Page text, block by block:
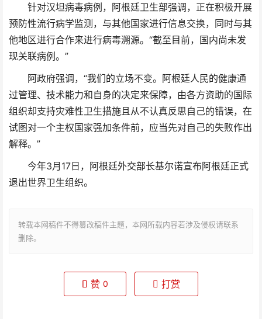
针对汉坦病毒病例，阿根廷卫生部强调，正在积极开展
预防性流行病学监测，与其他国家进行信息交换，同时与其
他地区进行合作来进行病毒溯源。“截至目前，国内尚未发
现关联病例。”
阿政府强调，“我们的立场不变。阿根廷人民的健康通
过管理、技术能力和自身的决定来保障，由各方资助的国际
组织却支持灾难性卫生措施且从不认真反思自己的错误，在
试图对一个主权国家强加条件前，应当先对自己的失败作出
解释。”
今年3月17日，阿根廷外交部长基尔诺宣布阿根廷正式
退出世界卫生组织。
转载本网稿件不得篡改稿件主题，本网所载内容若涉及侵权请联系
删除。
赞 0 打赏